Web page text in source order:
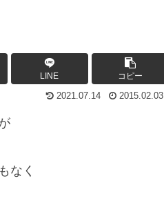
LINE コピー
2021.07.14 2015.02.03
なく